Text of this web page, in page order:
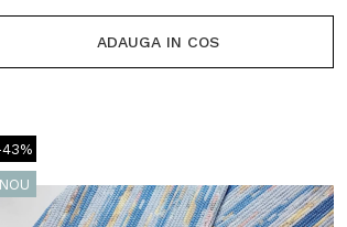
ADAUGA IN COS
NOU